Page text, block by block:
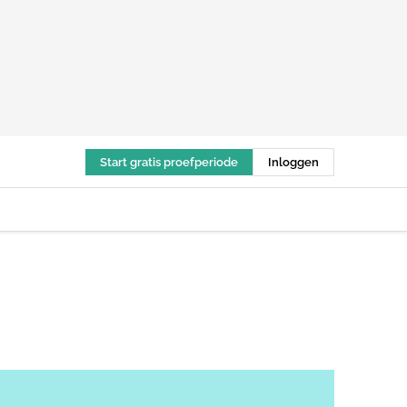
Start gratis proefperiode Inloggen